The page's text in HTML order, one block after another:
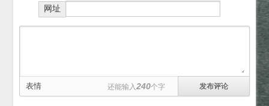
网址
表情 还能输入240个字